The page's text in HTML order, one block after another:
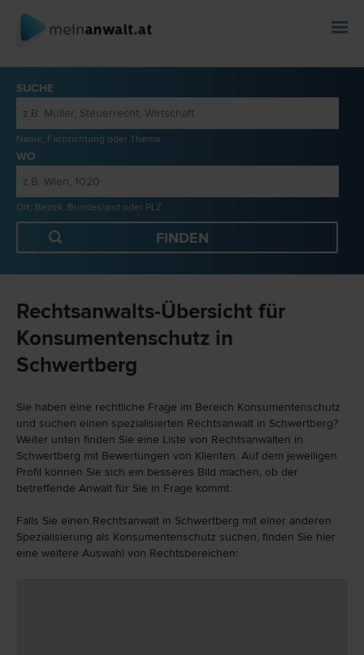
SUCHE
Name, Fachrichtung oder Thema
WO
Ort, Bezirk, Bundesland oder PLZ
Rechtsanwalts-Übersicht für
Konsumentenschutz in
Schwertberg
Sie haben eine rechtliche Frage im Bereich Konsumentenschutz
und suchen einen spezialisierten Rechtsanwalt in Schwertberg?
Weiter unten finden Sie eine Liste von Rechtsanwälten in
Schwertberg mit Bewertungen von Klienten. Auf dem jeweiligen
Profil können Sie sich ein besseres Bild machen, ob der
betreffende Anwalt für Sie in Frage kommt.
Falls Sie einen Rechtsanwalt in Schwertberg mit einer anderen
Spezialisierung als Konsumentenschutz suchen, finden Sie hier
eine weitere Auswahl von Rechtsbereichen: